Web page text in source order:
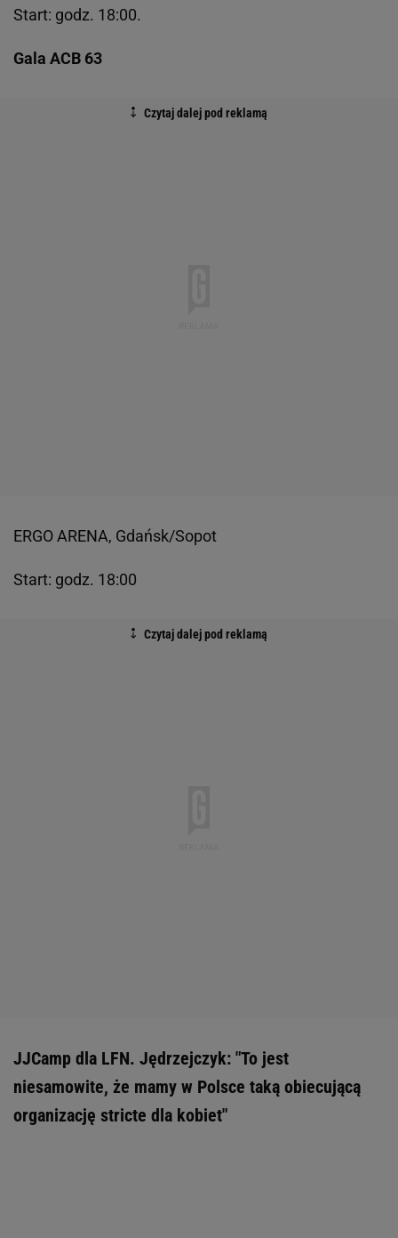
Start: godz. 18:00.
Gala ACB 63
ERGO ARENA, Gdańsk/Sopot
Start: godz. 18:00
JJCamp dla LFN. Jędrzejczyk: "To jest
niesamowite, że mamy w Polsce taką obiecującą
organizację stricte dla kobiet"